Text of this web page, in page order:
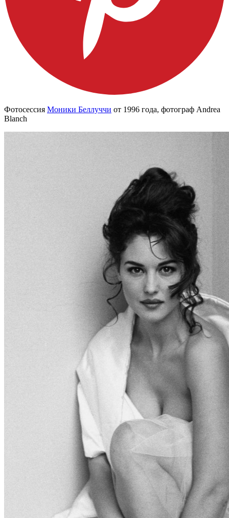
Фотосессия Моники Беллуччи от 1996 года, фотограф Andrea
Blanch